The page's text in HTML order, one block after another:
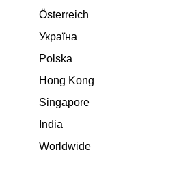
Österreich
Україна
Polska
Hong Kong
Singapore
India
Worldwide